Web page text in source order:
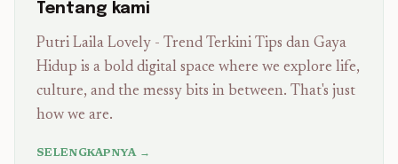
Tentang kami
Putri Laila Lovely - Trend Terkini Tips dan Gaya
Hidup is a bold digital space where we explore life,
culture, and the messy bits in between. That's just
how we are.
SELENGKAPNYA →